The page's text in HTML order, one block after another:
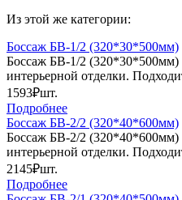
Из этой же категории:
Боссаж БВ-1/2 (320*30*500мм)
Боссаж БВ-1/2 (320*30*500мм)
интерьерной отделки.
1593₽шт.
Подробнее
Боссаж БВ-2/2 (320*40*600мм)
Боссаж БВ-2/2 (320*40*600мм)
интерьерной отделки.
2145₽шт.
Подробнее